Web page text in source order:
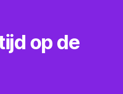
op de